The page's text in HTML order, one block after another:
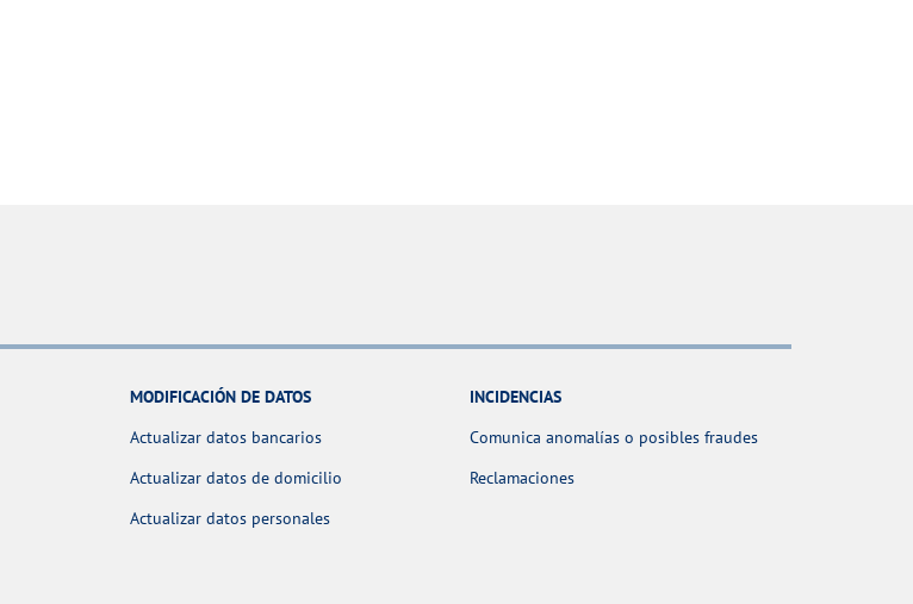
MODIFICACIÓN DE DATOS
Actualizar datos bancarios
Actualizar datos de domicilio
Actualizar datos personales
INCIDENCIAS
Comunica anomalías o posibles fraudes
Reclamaciones